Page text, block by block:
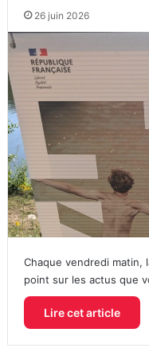
26 juin 2026
Chaque vendredi matin,
point sur les actus que
Lire cet article